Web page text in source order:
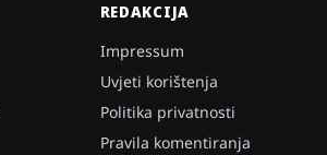
REDAKCIJA
Impressum
Uvjeti korištenja
Politika privatnosti
Pravila komentiranja